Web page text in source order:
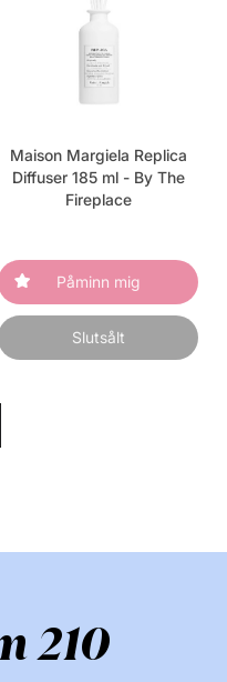
Maison Margiela Replica
Diffuser 185 ml - By The
Fireplace
Påminn mig
Slutsålt
210